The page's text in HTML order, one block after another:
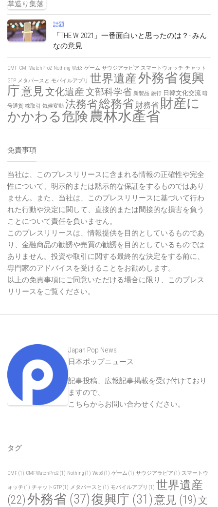
話題
「THE W 2021」一番面白いと思ったのは？- みん
なの意見
CMF CMFWatchPro2 Nothing Web3 ゲーム サウジアラビア スマートウォッチ チャット
GTP メタバースと モバイルアプリ 世界遺産外務省復興
庁意見文化遺産文部科学省 新製品 旅行 日韓文化交流 暗
号通貨 株取引 気候変動 法務省総務省 財務省 財産に
かかわる危険農林水產省
免責事項
当社は、このプレスリリースに含まれる情報の正確性や完全
性について、明示的または黙示的な保証をするものではあり
ません。また、当社は、このプレスリリースに基づいて行わ
れた行動や決定に関して、直接的または間接的な損害を負う
ことについて責任を負いません。
このプレスリリースは、情報提供を目的としているものであ
り、金融商品の勧誘や売買の勧誘を目的としているものでは
ありません。投資や取引に関する最終的な決定をする前に、
専門家のアドバイスを受けることをお勧めします。
以上の免責事項にご同意いただける場合に限り、このプレス
リリースをご覧ください。
Japan Pop News
日本ポップニュース
記事投稿、広報記事掲載を受け付けており
ますので、
こちらからお問い合わせください。
タグ
CMF (1) CMFWatchPro2 (1) Nothing (1) Web3 (1) ゲーム (1) サウジアラビア (1) スマートウ
ォッチ (1) チャットGTP(1) メタバースと (1) モバイルアプリ (1) 世界遺産
(22)外務省 (37)復興庁 (31)意見 (19) 文